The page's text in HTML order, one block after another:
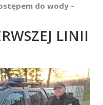
do wody –
LINII